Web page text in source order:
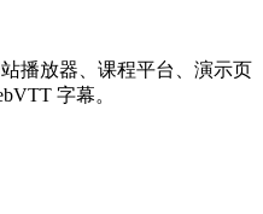
播放器、课程平台、演示页
字幕。